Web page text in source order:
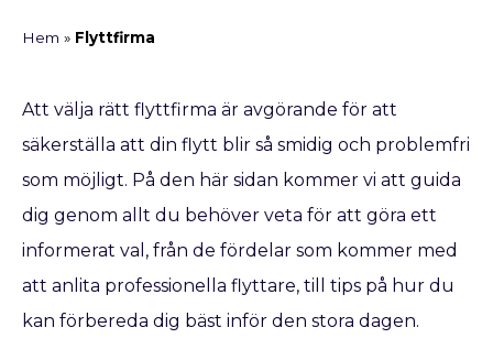
Hem » Flyttfirma
Att välja rätt flyttfirma är avgörande för att
säkerställa att din flytt blir så smidig och problemfri
som möjligt. På den här sidan kommer vi att guida
dig genom allt du behöver veta för att göra ett
informerat val, från de fördelar som kommer med
att anlita professionella flyttare, till tips på hur du
kan förbereda dig bäst inför den stora dagen.